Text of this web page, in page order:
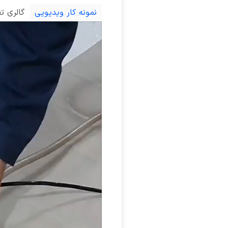
نمونه کار ویدیویی گالری